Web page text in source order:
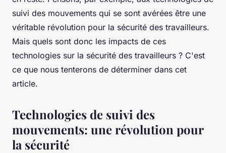
suivi des mouvements qui se sont avérées être une
véritable révolution pour la sécurité des travailleurs.
Mais quels sont donc les impacts de ces
technologies sur la sécurité des travailleurs ? C'est
ce que nous tenterons de déterminer dans cet
article.
Technologies de suivi des
mouvements: une révolution pour
la sécurité